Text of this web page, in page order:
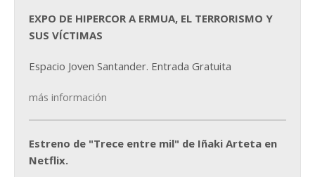
EXPO DE HIPERCOR A ERMUA, EL TERRORISMO Y
SUS VÍCTIMAS
Espacio Joven Santander. Entrada Gratuita
más información
Estreno de "Trece entre mil" de Iñaki Arteta en
Netflix.